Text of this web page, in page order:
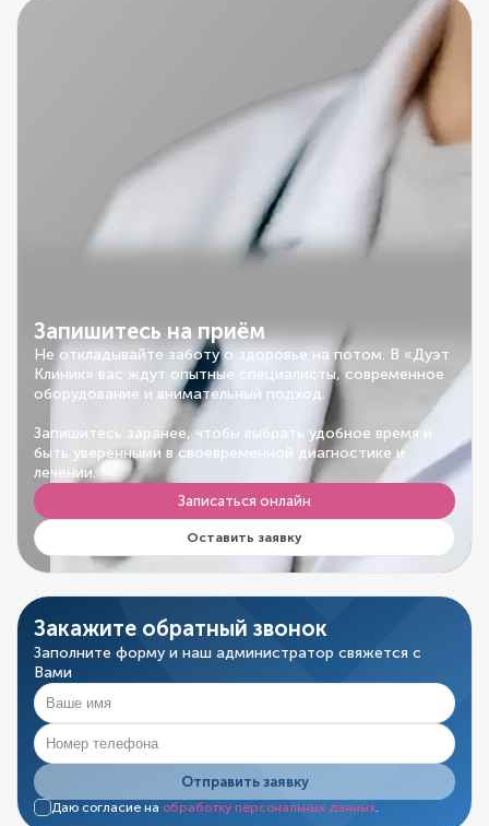
Запишитесь на приём
Не откладывайте заботу о здоровье на потом. В «Дуэт
Клиник» вас ждут опытные специалисты, современное
оборудование и внимательный подход.
Запишитесь заранее, чтобы выбрать удобное время и
быть уверенными в своевременной диагностике и
лечении.
Записаться онлайн
Оставить заявку
Закажите обратный звонок
Заполните форму и наш администратор свяжется с
Вами
Отправить заявку
Даю согласие на обработку персональных данных.